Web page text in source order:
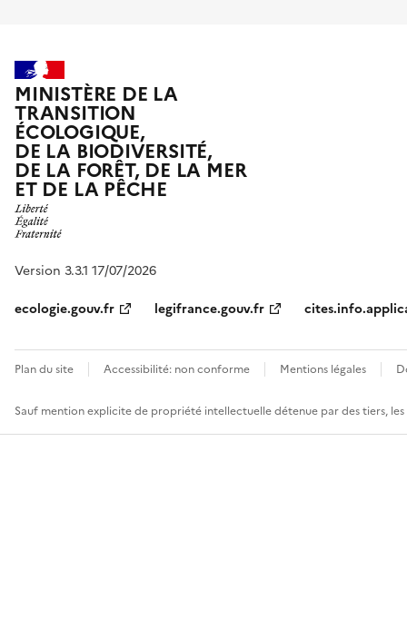
MINISTÈRE DE LA
TRANSITION
ÉCOLOGIQUE,
DE LA BIODIVERSITÉ,
DE LA FORÊT, DE LA MER
ET DE LA PÊCHE
Version 3.3.1 17/07/2026
ecologie.gouv.fr
legifrance.gouv.fr
Plan du site Accessibilité: non conforme Mentions légales
Sauf mention explicite de propriété intellectuelle détenue par des tiers,